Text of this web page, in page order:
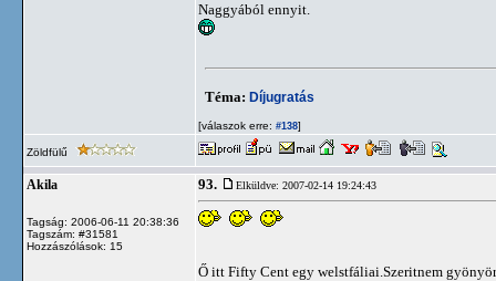
Naggyából ennyit.
Téma: Díjugratás
[válaszok erre: #138]
Zöldfülű
Akila
Tagság: 2006-06-11 20:38:36
Tagszám: #31581
Hozzászólások: 15
93. Elküldve: 2007-02-14 19:24:43
Ő itt Fifty Cent egy welstfáliai.Szeritnem